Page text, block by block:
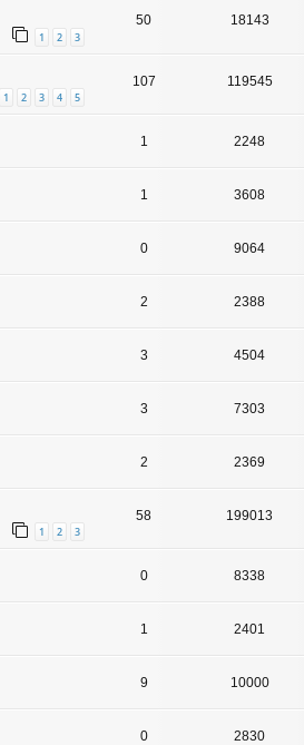
1 2 3
50 18143
1 2 3 4 5
107 119545
1 2248
1 3608
0 9064
2 2388
3 4504
3 7303
2 2369
1 2 3
58 199013
0 8338
1 2401
9 10000
0 2830